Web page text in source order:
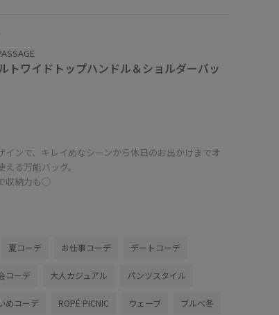
トワイドトップハンドル＆ショルダーバッ
インで、キレイめなシーンから休日のお出かけまでオ
る万能バッグ。
収納力も◯
夏コーデ お仕事コーデ デートコーデ
コーデ 大人カジュアル パンツスタイル
めコーデ ROPÉ PICNIC ウェーブ ブルべ冬